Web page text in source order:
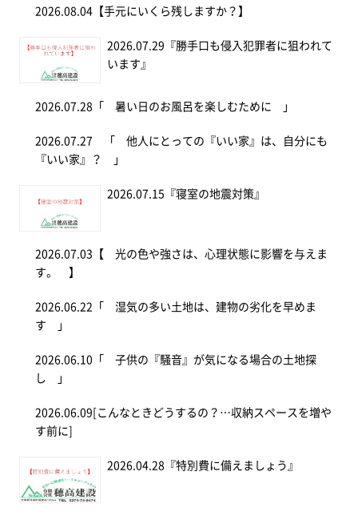
2026.08.04 【手元にいくら残しますか？】
2026.07.29 『勝手口も侵入犯罪者に狙われて
います』
2026.07.28 「 暑い日のお風呂を楽しむために 」
2026.07.27 「 他人にとっての『いい家』は、自分にも
『いい家』？ 」
2026.07.15 『寝室の地震対策』
2026.07.03 【 光の色や強さは、心理状態に影響を与えま
す。 】
2026.06.22 「 湿気の多い土地は、建物の劣化を早めま
す 」
2026.06.10 「 子供の『騒音』が気になる場合の土地探
し 」
2026.06.09 [こんなときどうするの？…収納スペースを増や
す前に]
2026.04.28 『特別費に備えましょう』